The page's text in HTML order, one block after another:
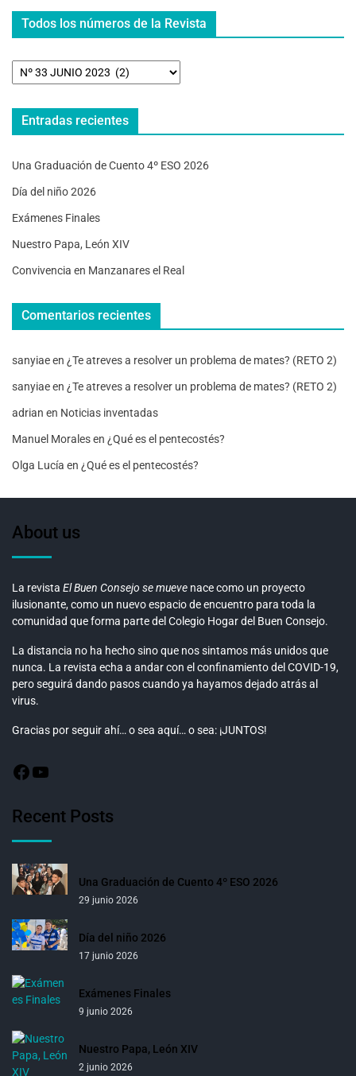
Todos los números de la Revista
Entradas recientes
Una Graduación de Cuento 4º ESO 2026
Día del niño 2026
Exámenes Finales
Nuestro Papa, León XIV
Convivencia en Manzanares el Real
Comentarios recientes
sanyiaeen ¿Te atreves a resolver un problema de mates? (RETO 2)
sanyiaeen ¿Te atreves a resolver un problema de mates? (RETO 2)
adrian en Noticias inventadas
Manuel Moralesen ¿Qué es el pentecostés?
Olga Lucía en ¿Qué es el pentecostés?
About us
La revista El Buen Consejo se mueve nace como un proyecto
ilusionante, como un nuevo espacio de encuentro para toda la
comunidad que forma parte del Colegio Hogar del Buen Consejo.
La distancia no ha hecho sino que nos sintamos más unidos que
nunca. La revista echa a andar con el confinamiento del COVID-19,
pero seguirá dando pasos cuando ya hayamos dejado atrás al
virus.
Gracias por seguir ahí… o sea aquí… o sea: ¡JUNTOS!
Recent Posts
Una Graduación de Cuento 4º ESO 2026
29 junio 2026
Día del niño 2026
17 junio 2026
Exámenes Finales
9 junio 2026
Nuestro Papa, León XIV
2 junio 2026